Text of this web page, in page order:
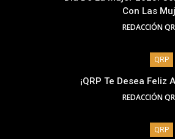
Con Las
REDACCIÓN
QRP
¡QRP Te Desea Feliz
REDACCIÓN
QRP